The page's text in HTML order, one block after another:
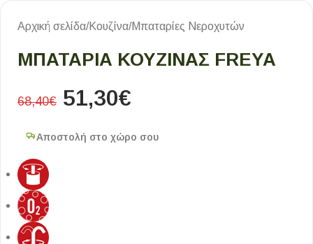
Αρχική σελίδα/Κουζίνα/Μπαταρίες Νεροχυτών
ΜΠΑΤΑΡΊΑ ΚΟΥΖΊΝΑΣ FREYA
68,40€ 51,30€
Αποστολή στο χώρο σου